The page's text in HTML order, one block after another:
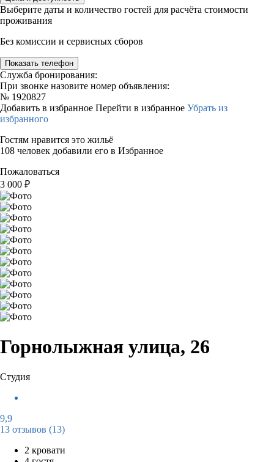
Выберите даты и количество гостей для расчёта стоимости
проживания
Без комиссии и сервисных сборов
Показать телефон
Служба бронирования:
При звонке назовите номер объявления:
№ 1920827
Добавить в избранное Перейти в избранное Убрать из
избранного
Гостям нравится это жильё
108 человек добавили его в Избранное
Пожаловаться
3 000 ₽
Горнолыжная улица, 26
Студия
9,9
13 отзывов (13)
2 кровати